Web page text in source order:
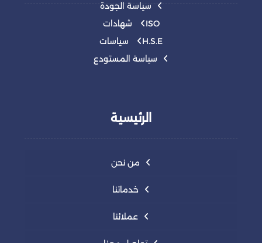
سياسة الجودة
ISO شهادات
H.S.E سياسات
سياسة المستودع
الرئيسية
من نحن
خدماتنا
عملائنا